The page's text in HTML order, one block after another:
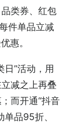
类券、红包
件单品立减
惠。
日”活动，用
减之上再叠
而开通“抖音
品95折、